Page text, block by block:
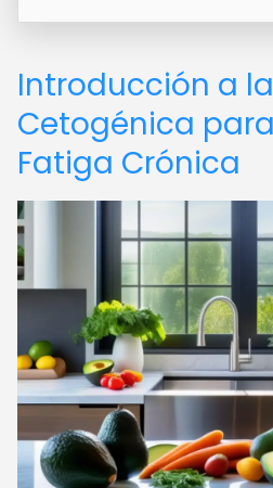
Introducción a
Cetogénica
Fatiga Crónica